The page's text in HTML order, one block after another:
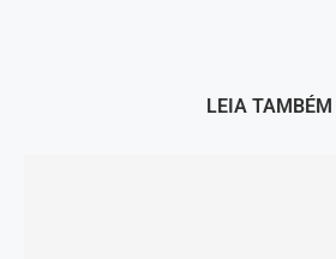
LEIA TAMBÉM